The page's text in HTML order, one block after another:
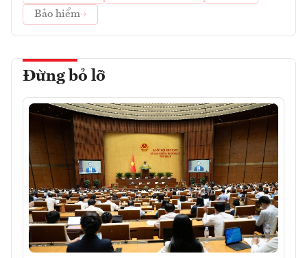
Bảo hiểm
Đừng bỏ lỡ